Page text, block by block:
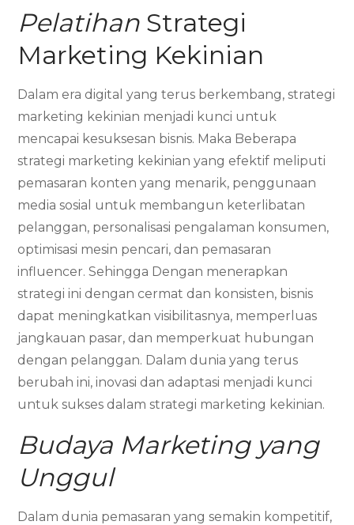
Pelatihan Strategi
Marketing Kekinian
Dalam era digital yang terus berkembang, strategi
marketing kekinian menjadi kunci untuk
mencapai kesuksesan bisnis. Maka Beberapa
strategi marketing kekinian yang efektif meliputi
pemasaran konten yang menarik, penggunaan
media sosial untuk membangun keterlibatan
pelanggan, personalisasi pengalaman konsumen,
optimisasi mesin pencari, dan pemasaran
influencer. Sehingga Dengan menerapkan
strategi ini dengan cermat dan konsisten, bisnis
dapat meningkatkan visibilitasnya, memperluas
jangkauan pasar, dan memperkuat hubungan
dengan pelanggan. Dalam dunia yang terus
berubah ini, inovasi dan adaptasi menjadi kunci
untuk sukses dalam strategi marketing kekinian.
Budaya Marketing yang
Unggul
Dalam dunia pemasaran yang semakin kompetitif,